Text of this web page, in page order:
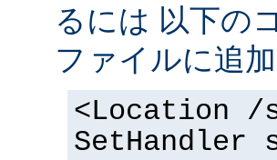
るには 以下の
ファイルに追
<Location /
SetHandler